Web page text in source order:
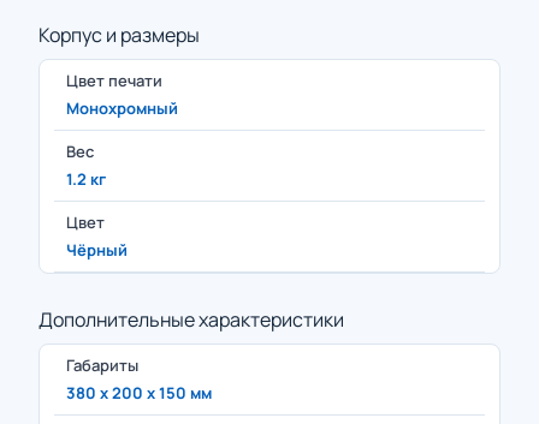
Корпус и размеры
Цвет печати
Монохромный
Вес
1.2 кг
Цвет
Чёрный
Дополнительные характеристики
Габариты
380 x 200 x 150 мм